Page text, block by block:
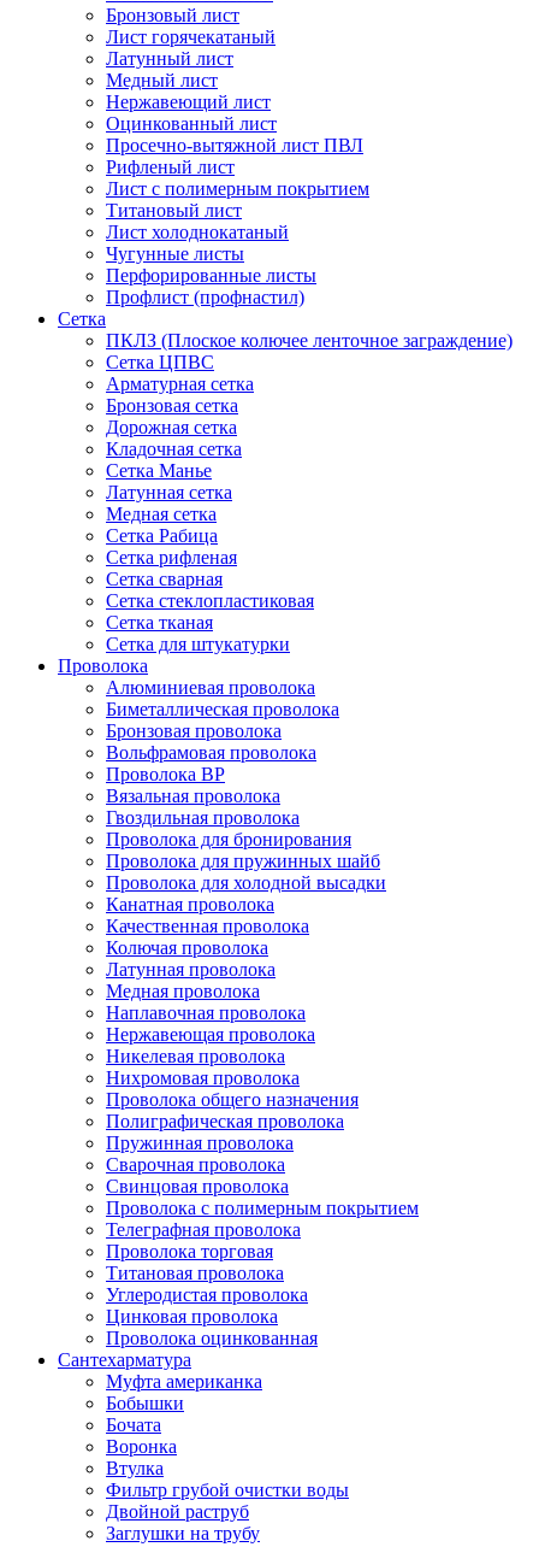
Бронзовый лист
Лист горячекатаный
Латунный лист
Медный лист
Нержавеющий лист
Оцинкованный лист
Просечно-вытяжной лист ПВЛ
Рифленый лист
Лист с полимерным покрытием
Титановый лист
Лист холоднокатаный
Чугунные листы
Перфорированные листы
Профлист (профнастил)
Сетка
ПКЛЗ (Плоское колючее ленточное заграждение)
Сетка ЦПВС
Арматурная сетка
Бронзовая сетка
Дорожная сетка
Кладочная сетка
Сетка Манье
Латунная сетка
Медная сетка
Сетка Рабица
Сетка рифленая
Сетка сварная
Сетка стеклопластиковая
Сетка тканая
Сетка для штукатурки
Проволока
Алюминиевая проволока
Биметаллическая проволока
Бронзовая проволока
Вольфрамовая проволока
Проволока ВР
Вязальная проволока
Гвоздильная проволока
Проволока для бронирования
Проволока для пружинных шайб
Проволока для холодной высадки
Канатная проволока
Качественная проволока
Колючая проволока
Латунная проволока
Медная проволока
Наплавочная проволока
Нержавеющая проволока
Никелевая проволока
Нихромовая проволока
Проволока общего назначения
Полиграфическая проволока
Пружинная проволока
Сварочная проволока
Свинцовая проволока
Проволока с полимерным покрытием
Телеграфная проволока
Проволока торговая
Титановая проволока
Углеродистая проволока
Цинковая проволока
Проволока оцинкованная
Сантехарматура
Муфта американка
Бобышки
Бочата
Воронка
Втулка
Фильтр грубой очистки воды
Двойной раструб
Заглушки на трубу